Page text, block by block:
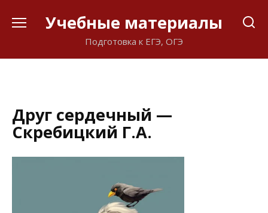
Учебные материалы
Подготовка к ЕГЭ, ОГЭ
Друг сердечный —
Скребицкий Г.А.